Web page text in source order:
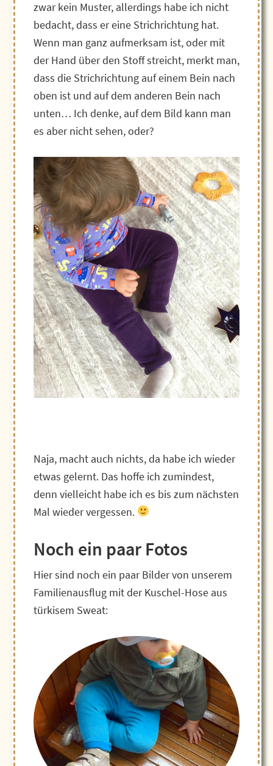
zwar kein Muster, allerdings habe ich nicht
bedacht, dass er eine Strichrichtung hat.
Wenn man ganz aufmerksam ist, oder mit
der Hand über den Stoff streicht, merkt man,
dass die Strichrichtung auf einem Bein nach
oben ist und auf dem anderen Bein nach
unten… Ich denke, auf dem Bild kann man
es aber nicht sehen, oder?
Naja, macht auch nichts, da habe ich wieder
etwas gelernt. Das hoffe ich zumindest,
denn vielleicht habe ich es bis zum nächsten
Mal wieder vergessen.
Noch ein paar Fotos
Hier sind noch ein paar Bilder von unserem
Familienausflug mit der Kuschel-Hose aus
türkisem Sweat: